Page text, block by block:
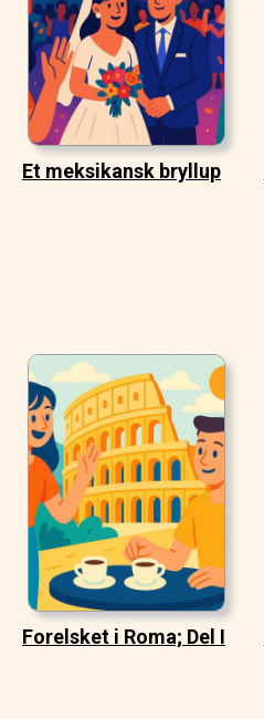
Et meksikansk bryllup
Forelsket i Roma; Del I